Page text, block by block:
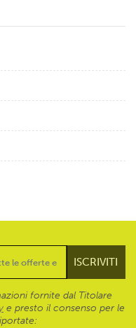
fornite dal Titolare
e presto il consenso per le